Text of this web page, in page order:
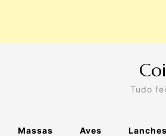
Tudo
Massas Aves Lanches